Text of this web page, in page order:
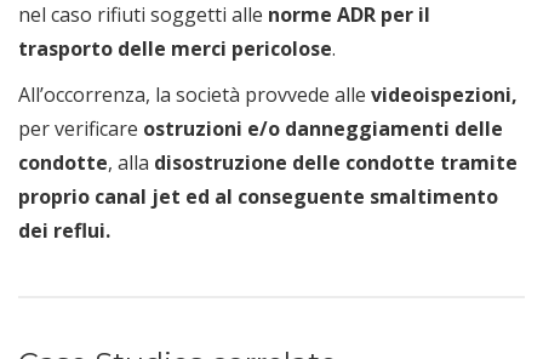
nel caso rifiuti soggetti alle norme ADR per il
trasporto delle merci pericolose.
All’occorrenza, la società provvede alle videoispezioni,
per verificare ostruzioni e/o danneggiamenti delle
condotte, alla disostruzione delle condotte tramite
proprio canal jet ed al conseguente smaltimento
dei reflui.